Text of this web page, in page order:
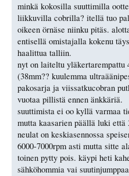
minkä kokosilla suuttimilla
liikkuvilla cobrilla? itellä tuo
oikeen örnäse niinku pitäs.
entisellä omistajalla kokenu
haalittua talliin.
nyt on laiteltu
(38mm?? kuulemma
pakosarja ja viissatkucobran
vuotaa pillistä ennen änkkäriä.
suuttimista ei oo kyllä varmaa
mutta kaasarien päällä luki
neulat on keskiasennossa
6000-7000rpm asti mutta sitte
toinen pytty pois. käypi heti
sähköhommia vai